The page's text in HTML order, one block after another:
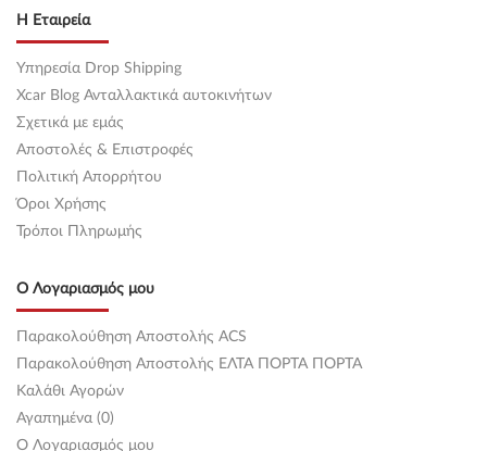
Η Εταιρεία
Υπηρεσία Drop Shipping
Xcar Blog Ανταλλακτικά αυτοκινήτων
Σχετικά με εμάς
Αποστολές & Επιστροφές
Πολιτική Απορρήτου
Όροι Χρήσης
Τρόποι Πληρωμής
Ο Λογαριασμός μου
Παρακολούθηση Αποστολής ACS
Παρακολούθηση Αποστολής ΕΛΤΑ ΠΟΡΤΑ ΠΟΡΤΑ
Καλάθι Αγορών
Αγαπημένα (0)
O Λογαριασμός μου